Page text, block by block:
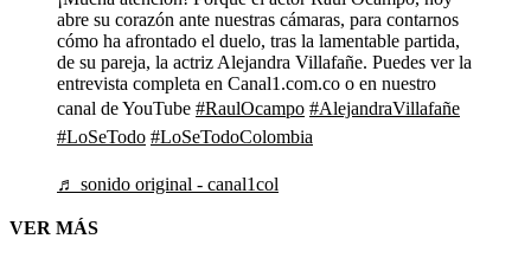
abre su corazón ante nuestras cámaras, para contarnos
cómo ha afrontado el duelo, tras la lamentable partida,
de su pareja, la actriz Alejandra Villafañe. Puedes ver la
entrevista completa en Canal1.com.co o en nuestro
canal de YouTube #RaulOcampo #AlejandraVillafañe
#LoSeTodo #LoSeTodoColombia
♬ sonido original - canal1col
VER MÁS